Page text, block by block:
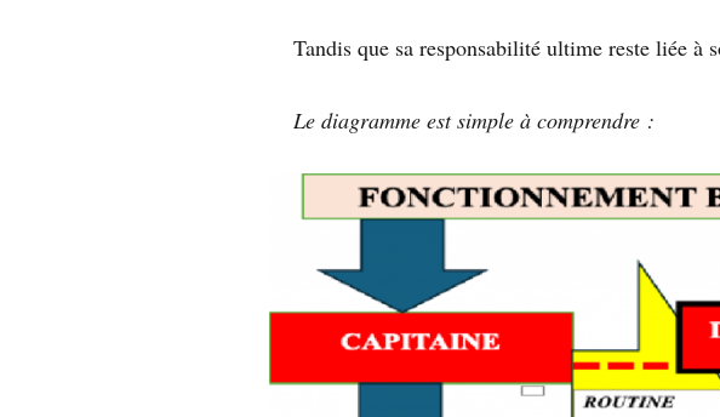
Tandis que sa responsabilité ultime reste liée
Le diagramme est simple à comprendre :